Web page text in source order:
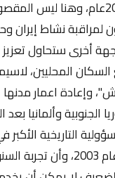
بقاء في العراق لمدة 20عام،
لمراقبة نشاط إيران
أخرى ستحاول تعزيز
المحليين،
وإعادة اعمار
الجنوبية وألمانيا بعد
التاريخية الأكبر
الأمور في العراق بعد عام